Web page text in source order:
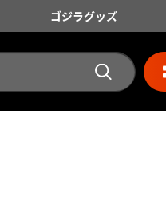
ゴジラグッズ